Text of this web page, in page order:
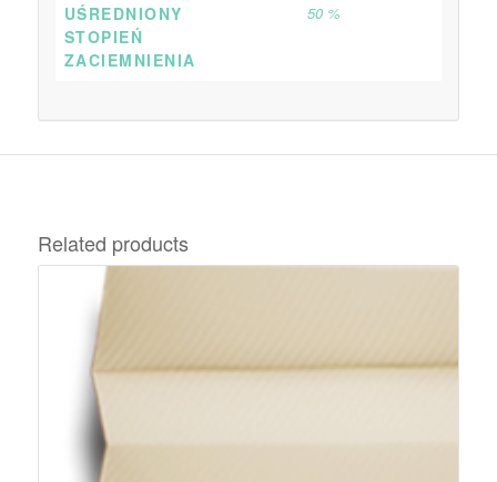
UŚREDNIONY
STOPIEŃ
ZACIEMNIENIA
50 %
Related products